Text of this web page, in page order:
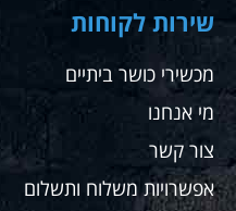
שירות לקוחות
מכשירי כושר ביתיים
מי אנחנו
צור קשר
אפשרויות משלוח ותשלום